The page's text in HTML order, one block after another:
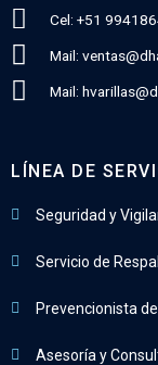
Cel: +51
Mail:
Mail:
LÍNEA DE
Seguridad y
Servicio de
Prevencionista
Asesoría y